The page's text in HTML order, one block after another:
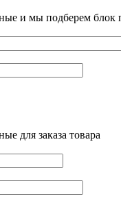
и мы подберем блок
для заказа товара